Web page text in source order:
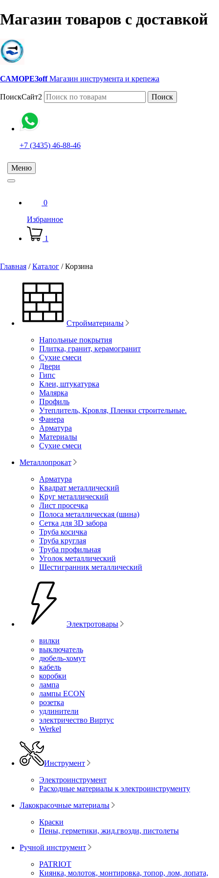
Магазин товаров с доставкой
САМОРЕЗoff Магазин инструмента и крепежа
ПоискСайт2 Поиск
+7 (3435) 46-88-46
Меню
0
Избранное
1
Главная /Каталог /Корзина
Стройматериалы
Напольные покрытия
Плитка, гранит, керамогранит
Сухие смеси
Двери
Гипс
Клеи, штукатурка
Малярка
Профиль
Утеплитель, Кровля, Пленки строительные.
Фанера
Арматура
Материалы
Сухие смеси
Металлопрокат
Арматура
Квадрат металлический
Круг металлический
Лист просечка
Полоса металлическая (шина)
Сетка для 3D забора
Труба косичка
Труба круглая
Труба профильная
Уголок металлический
Шестигранник металлический
Электротовары
вилки
выключатель
дюбель-хомут
кабель
коробки
лампа
лампы ECON
розетка
удлинители
электричество Виртус
Werkel
Инструмент
Электроинструмент
Расходные материалы к электроинструменту
Лакокрасочные материалы
Краски
Пены, герметики, жид.гвозди, пистолеты
Ручной инструмент
PATRIOT
Киянка, молоток, монтировка, топор, лом, лопата,